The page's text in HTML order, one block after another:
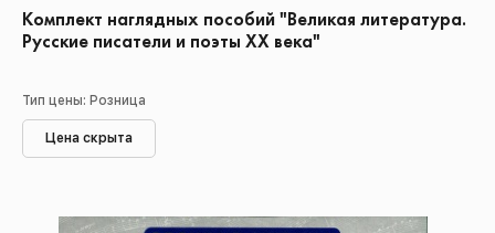
Комплект наглядных пособий "Великая литература.
Русские писатели и поэты XX века"
Тип цены: Розница
Цена скрыта